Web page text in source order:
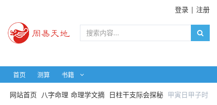
登录 | 注册
首页 测算 书籍
网站首页 八字命理 命理学文摘 日柱干支际会探秘 甲寅日甲子时